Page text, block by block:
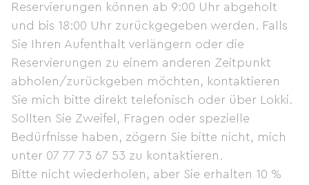
Reservierungen können ab 9:00 Uhr abgeholt
und bis 18:00 Uhr zurückgegeben werden. Falls
Sie Ihren Aufenthalt verlängern oder die
Reservierungen zu einem anderen Zeitpunkt
abholen/zurückgeben möchten, kontaktieren
Sie mich bitte direkt telefonisch oder über Lokki.
Sollten Sie Zweifel, Fragen oder spezielle
Bedürfnisse haben, zögern Sie bitte nicht, mich
unter 07 77 73 67 53 zu kontaktieren.
Bitte nicht wiederholen, aber Sie erhalten 10 %